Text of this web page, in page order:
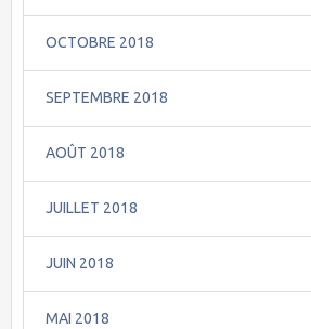
OCTOBRE 2018
SEPTEMBRE 2018
AOÛT 2018
JUILLET 2018
JUIN 2018
MAI 2018